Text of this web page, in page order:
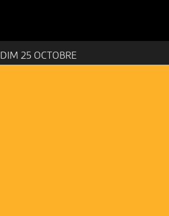
DIM 25 OCTOBRE